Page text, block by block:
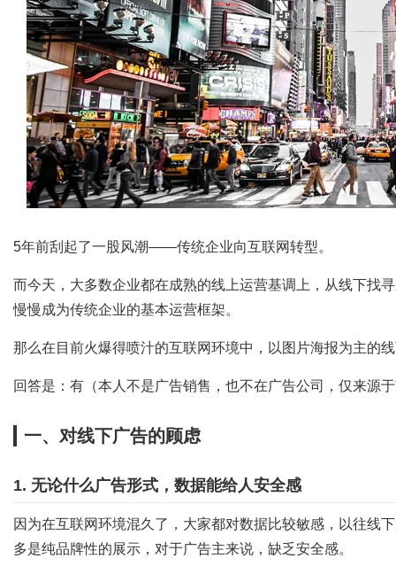
字
会
议
5年前刮起了一股风潮——传统企业向互联网转型。
而今天，大多数企业都在成熟的线上运营基调上，从线下找
慢慢成为传统企业的基本运营框架。
那么在目前火爆得喷汁的互联网环境中，以图片海报为主的
回答是：有（本人不是广告销售，也不在广告公司，仅来源
一、对线下广告的顾虑
1. 无论什么广告形式，数据能给人安全感
因为在互联网环境混久了，大家都对数据比较敏感，以往线
多是纯品牌性的展示，对于广告主来说，缺乏安全感。